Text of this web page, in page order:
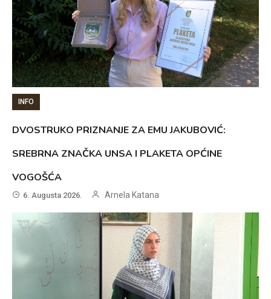
INFO
DVOSTRUKO PRIZNANJE ZA EMU JAKUBOVIĆ:
SREBRNA ZNAČKA UNSA I PLAKETA OPĆINE
VOGOŠĆA
6. Augusta 2026. Arnela Katana